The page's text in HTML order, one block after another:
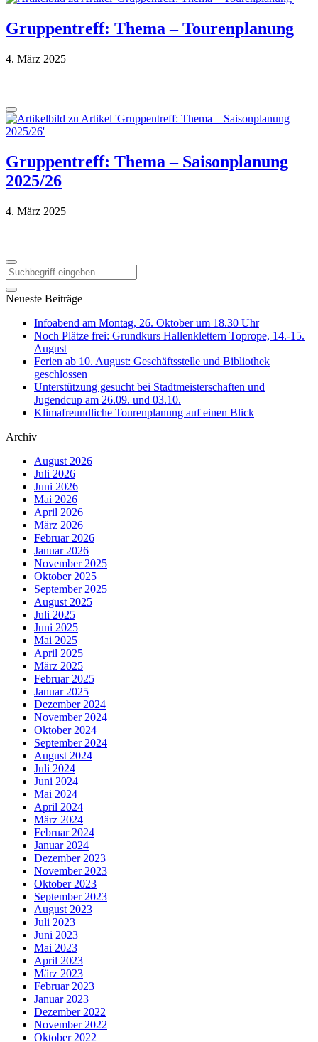
Gruppentreff: Thema – Tourenplanung
4. März 2025
Gruppentreff: Thema – Saisonplanung
2025/26
4. März 2025
Neueste Beiträge
Infoabend am Montag, 26. Oktober um 18.30 Uhr
Noch Plätze frei: Grundkurs Hallenklettern Toprope, 14.-15.
August
Ferien ab 10. August: Geschäftsstelle und Bibliothek
geschlossen
Unterstützung gesucht bei Stadtmeisterschaften und
Jugendcup am 26.09. und 03.10.
Klimafreundliche Tourenplanung auf einen Blick
Archiv
August 2026
Juli 2026
Juni 2026
Mai 2026
April 2026
März 2026
Februar 2026
Januar 2026
November 2025
Oktober 2025
September 2025
August 2025
Juli 2025
Juni 2025
Mai 2025
April 2025
März 2025
Februar 2025
Januar 2025
Dezember 2024
November 2024
Oktober 2024
September 2024
August 2024
Juli 2024
Juni 2024
Mai 2024
April 2024
März 2024
Februar 2024
Januar 2024
Dezember 2023
November 2023
Oktober 2023
September 2023
August 2023
Juli 2023
Juni 2023
Mai 2023
April 2023
März 2023
Februar 2023
Januar 2023
Dezember 2022
November 2022
Oktober 2022